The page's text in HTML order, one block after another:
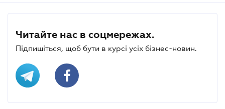
Читайте нас в соцмережах.
Підпишіться, щоб бути в курсі усіх бізнес-новин.